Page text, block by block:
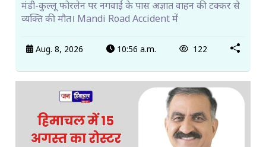
मंडी-कुल्लू फोरलेन पर नगवाईं के पास अज्ञात वाहन की टक्कर से
व्यक्ति की मौत। Mandi Road Accident में
Aug. 8, 2026 10:56 a.m. 122